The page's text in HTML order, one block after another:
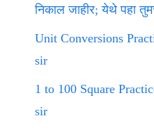
निकाल जाहीर; येथे पहा
Unit Conversions
sir
1 to 100 Square
sir